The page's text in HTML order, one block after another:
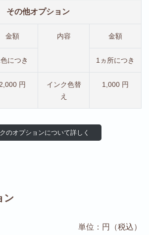
その他オプション
金額 内容 金額
につき 1ヵ所につき
2,000 円
インク色替
え
1,000 円
のオプションについて詳しく
ン
単位：円（税込）